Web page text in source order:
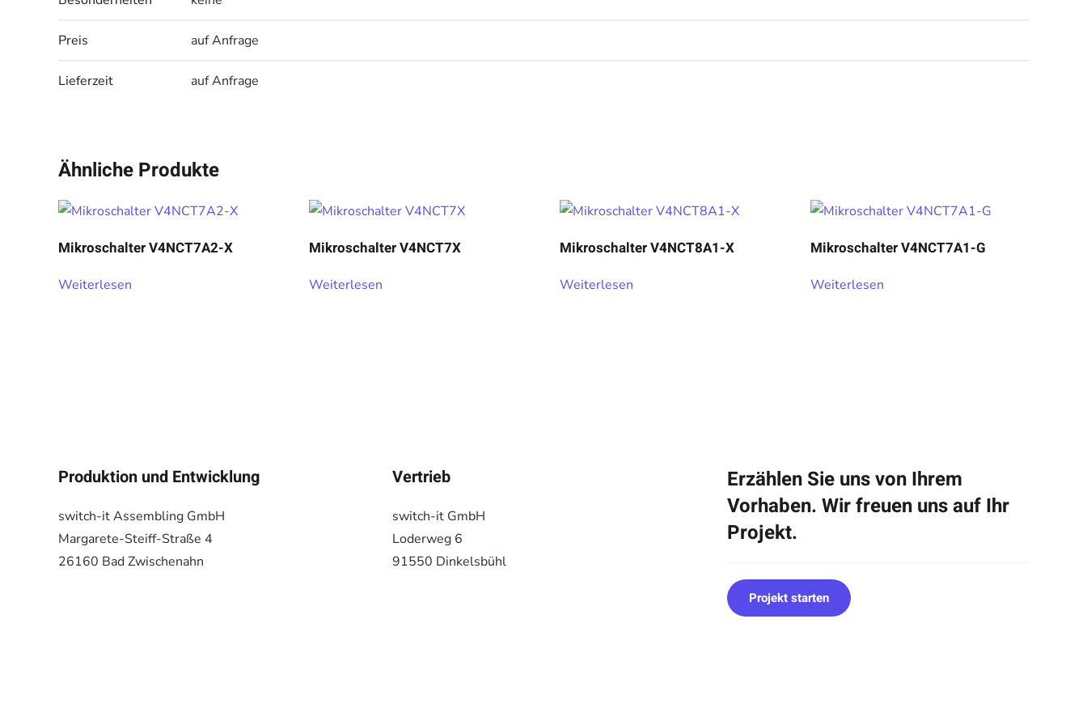
Preis auf Anfrage
Lieferzeit auf Anfrage
Ähnliche Produkte
Mikroschalter V4NCT7A2-X
Weiterlesen
Mikroschalter V4NCT7X
Weiterlesen
Mikroschalter V4NCT8A1-X
Weiterlesen
Mikroschalter V4NCT7A1-G
Weiterlesen
Produktion und Entwicklung
switch-it Assembling GmbH
Margarete-Steiff-Straße 4
26160 Bad Zwischenahn
Vertrieb
switch-it GmbH
Loderweg 6
91550 Dinkelsbühl
Erzählen Sie uns von Ihrem
Vorhaben. Wir freuen uns auf Ihr
Projekt.
Projekt starten